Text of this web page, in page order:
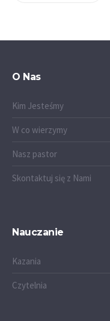
O Nas
Kim Jesteśmy
W co wierzymy
Nasz pastor
Skontaktuj się z Nami
Nauczanie
Kazania
Czytelnia